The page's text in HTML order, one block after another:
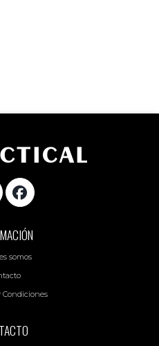
somos
Condiciones